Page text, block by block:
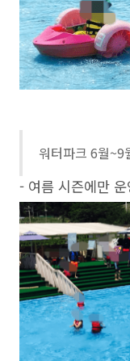
워터파크 6월~9
- 여름 시즌에만